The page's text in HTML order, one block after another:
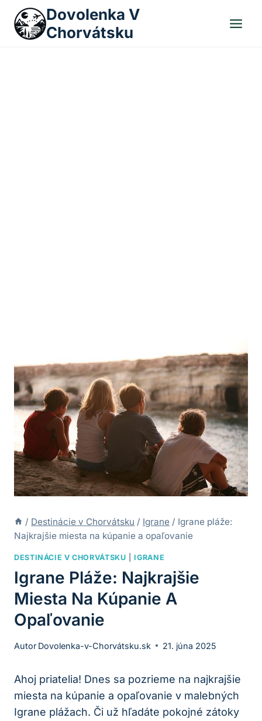
content
Dovolenka V
Chorvátsku
/ Destinácie v Chorvátsku / Igrane / Igrane pláže:
Najkrajšie miesta na kúpanie a opaľovanie
DESTINÁCIE V CHORVÁTSKU |IGRANE
Igrane Pláže: Najkrajšie
Miesta Na Kúpanie A
Opaľovanie
Autor Dovolenka-v-Chorvátsku.sk 21. júna 2025
Ahoj priatelia! Dnes sa pozrieme na najkrajšie
miesta na kúpanie a opaľovanie v malebných
Igrane plážach. Či už hľadáte pokojné zátoky